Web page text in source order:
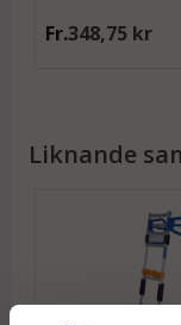
Fr.348,75 kr
Liknande